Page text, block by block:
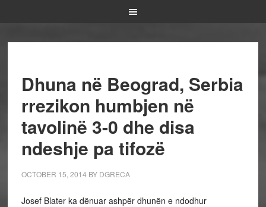
Dhuna në Beograd, Serbia
rrezikon humbjen në
tavolinë 3-0 dhe disa
ndeshje pa tifozë
OCTOBER 15, 2014 BY DGRECA
Josef Blater ka dënuar ashpër dhunën e ndodhur